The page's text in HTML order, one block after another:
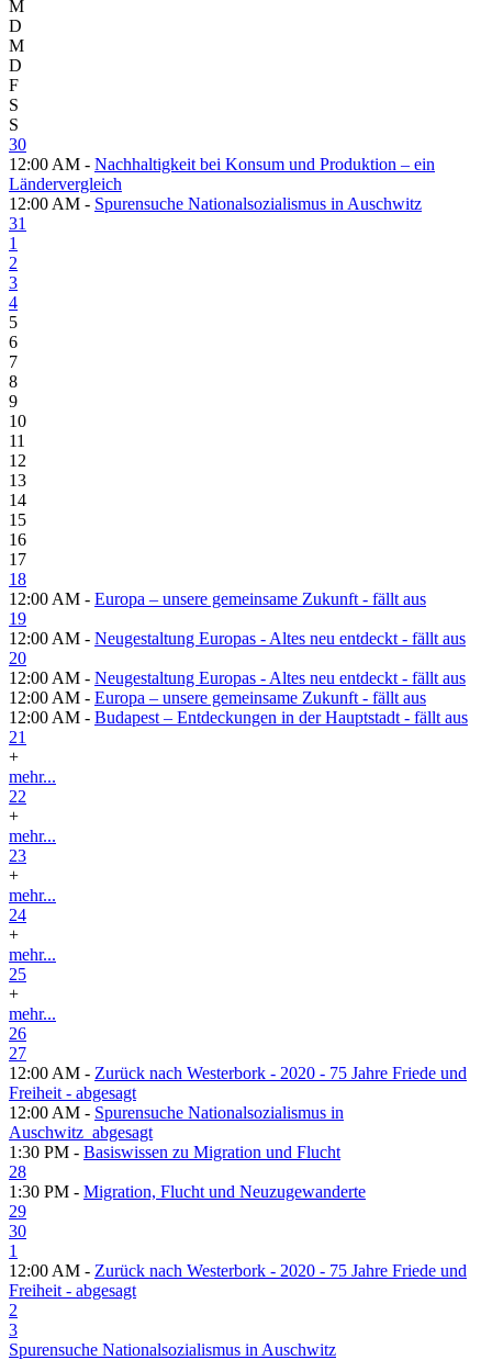
M
D
M
D
F
S
S
30
12:00 AM - Nachhaltigkeit bei Konsum und Produktion – ein
Ländervergleich
12:00 AM - Spurensuche Nationalsozialismus in Auschwitz
31
1
2
3
4
5
6
7
8
9
10
11
12
13
14
15
16
17
18
12:00 AM - Europa – unsere gemeinsame Zukunft - fällt aus
19
12:00 AM - Neugestaltung Europas - Altes neu entdeckt - fällt aus
20
12:00 AM - Neugestaltung Europas - Altes neu entdeckt - fällt aus
12:00 AM - Europa – unsere gemeinsame Zukunft - fällt aus
12:00 AM - Budapest – Entdeckungen in der Hauptstadt - fällt aus
21
+
mehr...
22
+
mehr...
23
+
mehr...
24
+
mehr...
25
+
mehr...
26
27
12:00 AM - Zurück nach Westerbork - 2020 - 75 Jahre Friede und
Freiheit - abgesagt
12:00 AM - Spurensuche Nationalsozialismus in
Auschwitz_abgesagt
1:30 PM - Basiswissen zu Migration und Flucht
28
1:30 PM - Migration, Flucht und Neuzugewanderte
29
30
1
12:00 AM - Zurück nach Westerbork - 2020 - 75 Jahre Friede und
Freiheit - abgesagt
2
3
Spurensuche Nationalsozialismus in Auschwitz